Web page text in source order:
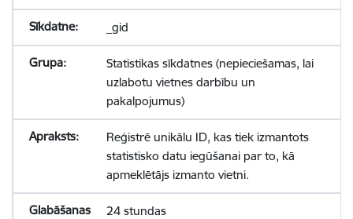
_gid
Statistikas sīkdatnes (nepieciešamas, lai
uzlabotu vietnes darbību un
pakalpojumus)
Reģistrē unikālu ID, kas tiek izmantots
statistisko datu iegūšanai par to, kā
apmeklētājs izmanto vietni.
24 stundas